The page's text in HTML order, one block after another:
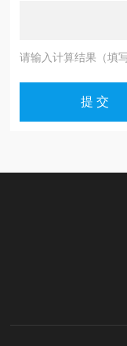
请输入计算结果（填